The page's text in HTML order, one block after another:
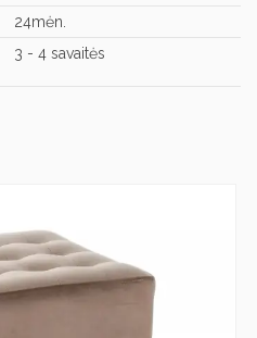
24mėn.
3 - 4 savaitės